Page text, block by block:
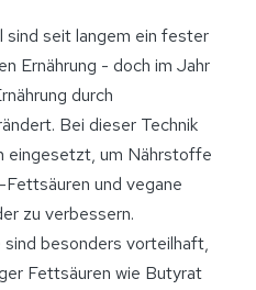
seit langem ein fester
Ernährung - doch im Jahr
durch
Bei dieser Technik
eingesetzt, um Nährstoffe
und vegane
zu verbessern.
besonders vorteilhaft,
Fettsäuren wie Butyrat